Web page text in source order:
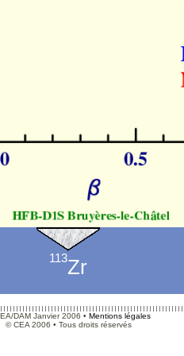
113Zr
DAM Janvier 2006 • Mentions légales
© CEA 2006 • Tous droits réservés